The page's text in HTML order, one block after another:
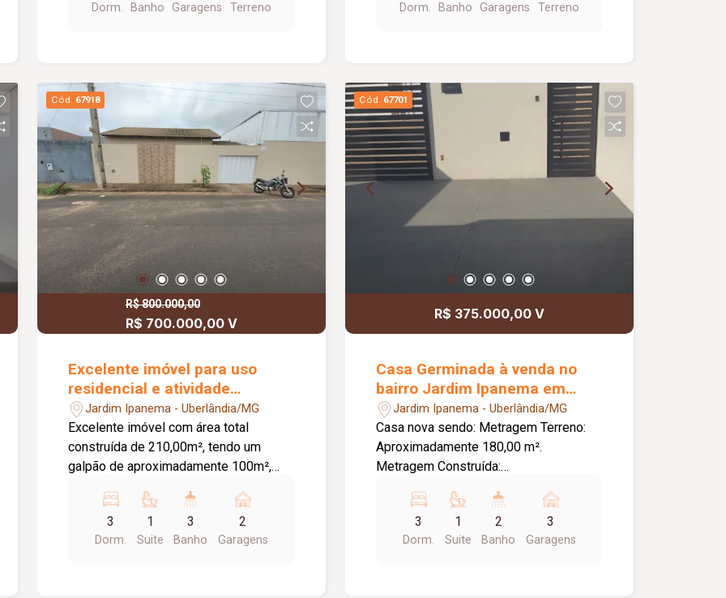
Dorm. Banho Garagens Terreno Dorm. Banho Garagens Terreno
Cód. 67918
R$ 800.000,00
R$ 700.000,00 V
Excelente imóvel para uso
residencial e atividade
comercial no bairro Jardim
Ipanema
Jardim Ipanema - Uberlândia/MG
Excelente imóvel com área total
construída de 210,00m², tendo um
galpão de aproximadamente 100m²,
tendo 03 quartos, sendo 01 suíte com
armários sob a pia e box em vidro
temperado e espelho, banheiro social
3
Dorm.
1
Suite
3
Banho
2
Garagens
Cód. 67701
R$ 375.000,00 V
Casa Germinada à venda no
bairro Jardim Ipanema em
Uberlândia.
Jardim Ipanema - Uberlândia/MG
Casa nova sendo: Metragem Terreno:
Aproximadamente 180,00 m².
Metragem Construída:
ambientes, Três quartos, sendo uma
suíte, Banheiro social, Cozinha,
Lavanderia, Quintal grande, Portas e
3
Dorm.
1
Suite
2
Banho
3
Garagens